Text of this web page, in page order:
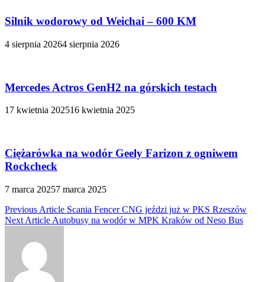
Silnik wodorowy od Weichai – 600 KM
4 sierpnia 20264 sierpnia 2026
Mercedes Actros GenH2 na górskich testach
17 kwietnia 202516 kwietnia 2025
Ciężarówka na wodór Geely Farizon z ogniwem
Rockcheck
7 marca 20257 marca 2025
Nawigacja
wpisu
Previous Article Scania Fencer CNG jeździ już w PKS Rzeszów
Next Article Autobusy na wodór w MPK Kraków od Neso Bus